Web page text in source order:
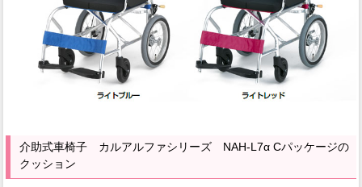
介助式車椅子 カルアルファシリーズ NAH-L7α Cパッケージの
クッション